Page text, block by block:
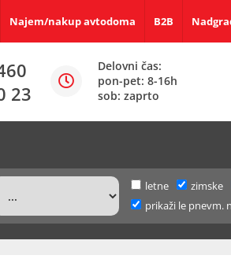
Najem/nakup avtodoma B2B
23
Delovni čas:
pon-pet: 8-16h
sob: zaprto
letne zimske
prikaži le pnevm.